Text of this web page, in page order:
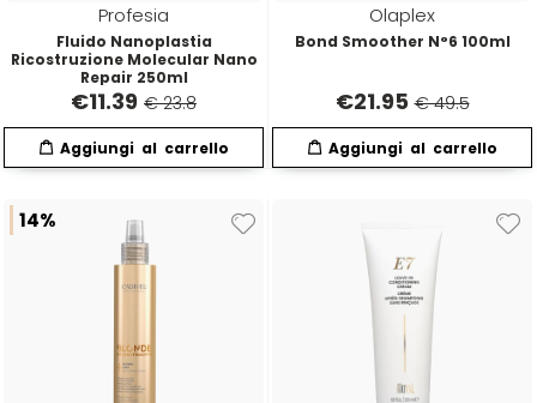
Profesia
Fluido Nanoplastia
Ricostruzione Molecular Nano
Repair 250ml
€11.39 € 23.8
Olaplex
Bond Smoother N°6 100ml
€21.95 € 49.5
14%